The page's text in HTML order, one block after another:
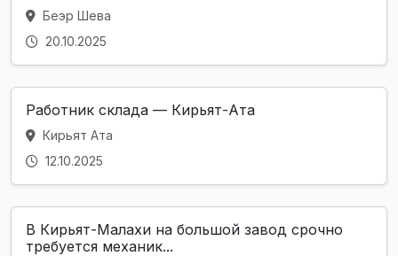
Беэр Шева
20.10.2025
Работник склада — Кирьят-Ата
Кирьят Ата
12.10.2025
В Кирьят-Малахи на большой завод срочно
требуется механик...